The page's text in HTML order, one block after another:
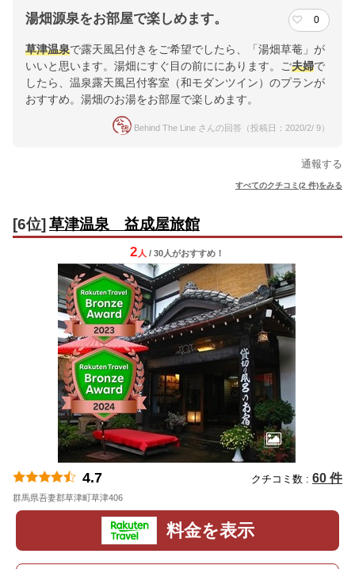
湯畑源泉をお部屋で楽しめます。 0
草津温泉で露天風呂付きをご希望でしたら、「湯畑草菴」が
いいと思います。湯畑にすぐ目の前ににあります。ご夫婦で
したら、温泉露天風呂付客室（和モダンツイン）のプランが
おすすめ。湯畑のお湯をお部屋で楽しめます。
Behind The Line さんの回答（投稿日：2020/2/ 9）
通報する
すべてのクチコミ(2 件)をみる
[6位] 草津温泉 益成屋旅館
2 人 / 30人がおすすめ！
4.7 クチコミ数 : 60 件
群馬県吾妻郡草津町草津406
料金を表示